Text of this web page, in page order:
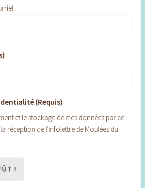
(Requis)
et le stockage de mes données par ce
réception de l'infolettre de Moulées du